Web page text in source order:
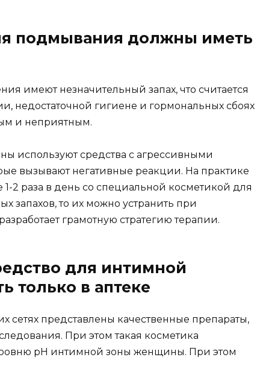
подмывания должны иметь
имеют незначительный запах, что считается
недостаточной гигиене и гормональных сбоях
и неприятным.
используют средства с агрессивными
вызывают негативные реакции. На практике
2 раза в день со специальной косметикой для
запахов, то их можно устранить при
грамотную стратегию терапии.
для интимной
только в аптеке
сетях представлены качественные препараты,
При этом такая косметика
рН интимной зоны женщины. При этом